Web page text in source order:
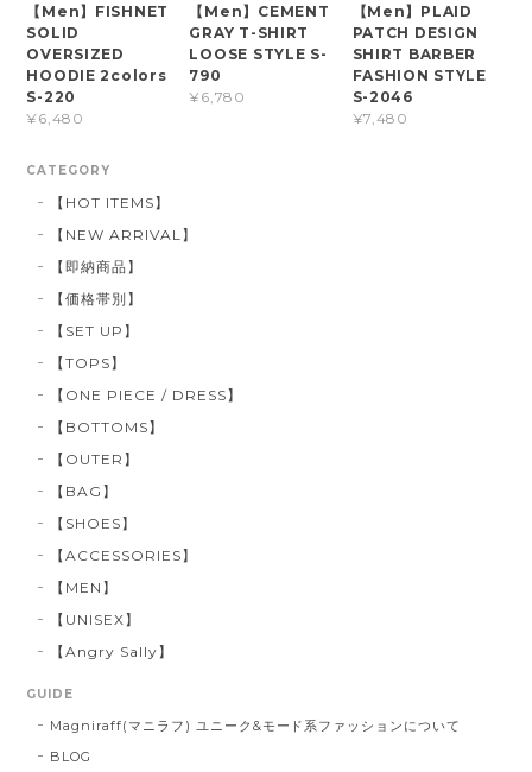
【Men】FISHNET
SOLID
OVERSIZED
HOODIE 2colors
S-220
¥6,480
【Men】CEMENT
GRAY T-SHIRT
LOOSE STYLE S-
790
¥6,780
【Men】PLAID
PATCH DESIGN
SHIRT BARBER
FASHION STYLE
S-2046
¥7,480
CATEGORY
【HOT ITEMS】
【NEW ARRIVAL】
【即納商品】
【価格帯別】
【SET UP】
【TOPS】
【ONE PIECE / DRESS】
【BOTTOMS】
【OUTER】
【BAG】
【SHOES】
【ACCESSORIES】
【MEN】
【UNISEX】
【Angry Sally】
GUIDE
Magniraff(マニラフ) ユニーク&モード系ファッションについて
BLOG